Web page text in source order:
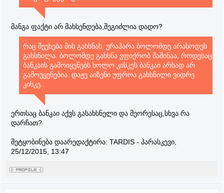
მანგა ფაქტი არ მახსენდება,შეგიძლია დადო?
რაც შეეხება მის გახსნას. ურაჰარა ბოლომდე არასოდეს
გახსნილა. ბოლომდე გახსნა ვფიქრობ მაშინაა, როდესაც
ბანკაის გამოიყენებს ხოლო კისკეს ბანკაი არსად არ
გამოუყენებია. დაჟე აიზენი უფროა გახსნილი ვიდრე
კისკე.
ერთსაც ბანკაი აქვს გასახსნელი და მეორესაც,სხვა რა
დარჩათ?
შეტყობინება დაარედაქტირა: TARDIS - პარასკევი,
25/12/2015, 13:47